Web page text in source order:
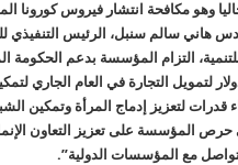
وهو مكافحة انتشار فيروس كورونا
هاني سالم سنبل، الرئيس التنفيذي
التزام المؤسسة بدعم الحكومة
دولار لتمويل التجارة في العام الجاري
قدرات لتعزيز إدماج المرأة وتمكين
المؤسسة على تعزيز التعاون
مع المؤسسات الدولية”.